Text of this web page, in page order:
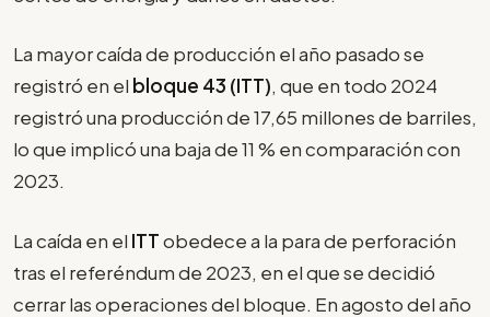
La mayor caída de producción el año pasado se
registró en el bloque 43 (ITT), que en todo 2024
registró una producción de 17,65 millones de barriles,
lo que implicó una baja de 11 % en comparación con
2023.
La caída en el ITTobedece a la para de perforación
tras el referéndum de 2023, en el que se decidió
cerrar las operaciones del bloque. En agosto del año